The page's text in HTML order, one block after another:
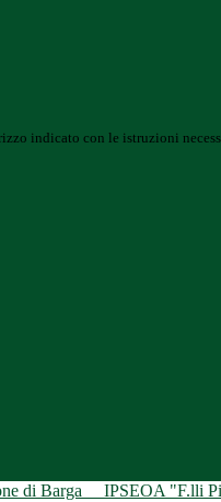
indicato con le istruzioni
di Barga
IPSEOA "F.lli